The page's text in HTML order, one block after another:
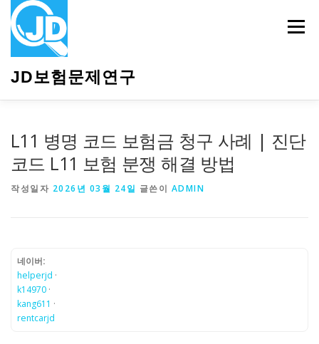
JD보험문제연구
메뉴
L11 병명 코드 보험금 청구 사례 | 진단
코드 L11 보험 분쟁 해결 방법
작성일자 2026년 03월 24일 글쓴이 ADMIN
네이버:
helperjd ·
k14970 ·
kang611 ·
rentcarjd